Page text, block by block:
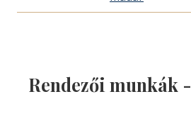
Rendezői munkák -